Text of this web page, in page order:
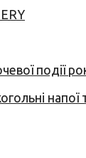
події
напої